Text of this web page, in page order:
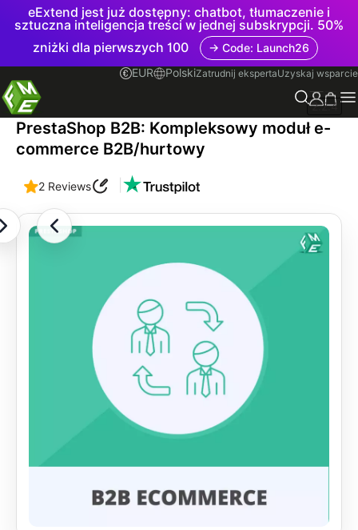
eExtend jest już dostępny: chatbot, tłumaczenie i
sztuczna inteligencja treści w jednej subskrypcji. 50%
zniżki dla pierwszych 100
→ Code: Launch26
EUR
PolskiZatrudnij ekspertaUzyskaj wsparcie
2.2.4
PrestaShop B2B: Kompleksowy moduł e-
commerce B2B/hurtowy
2 Reviews